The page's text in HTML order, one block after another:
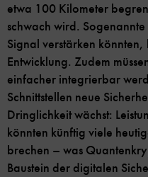
etwa 100 Kilometer
schwach wird.
Signal verstärken
Entwicklung. Zudem
einfacher integrierbar
Schnittstellen neue
Dringlichkeit wächst:
könnten künftig viele
brechen – was
Baustein der digitalen